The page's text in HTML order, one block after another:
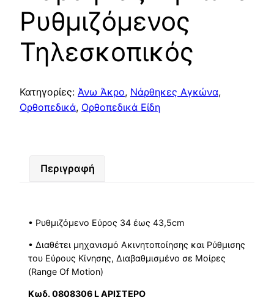
Ρυθμιζόμενος
Τηλεσκοπικός
Κατηγορίες: Άνω Άκρο, Νάρθηκες Αγκώνα,
Ορθοπεδικά, Ορθοπεδικά Είδη
Περιγραφή
• Ρυθμιζόμενο Εύρος 34 έως 43,5cm
• Διαθέτει μηχανισμό Ακινητοποίησης και Ρύθμισης
του Εύρους Κίνησης, Διαβαθμισμένο σε Μοίρες
(Range Of Motion)
Κωδ.0808306LΑΡΙΣΤΕΡΟ